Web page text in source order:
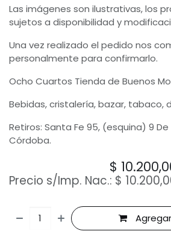
Las imágenes son ilustrativas, los
sujetos a disponibilidad y
Una vez realizado el pedido nos
personalmente para confirmarlo.
Ocho Cuartos Tienda de Buenos
Bebidas, cristalería, bazar, tabaco,
Retiros: Santa Fe 95, (esquina) 9 De
Córdoba.
$
Precio s/Imp. Nac.: $